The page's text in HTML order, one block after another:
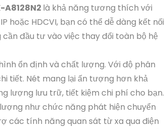
A8128N2 là khả năng tương thích với
hoặc HDCVI, bạn có thể dễ dàng kết nối
đầu tư vào việc thay đổi toàn bộ hệ
ổn định và chất lượng. Với độ phân
tiết. Nét mang lại ấn tượng hơn khả
lượng lưu trữ, tiết kiệm chi phí cho bạn.
như chức năng phát hiện chuyển
các tính năng quan sát từ xa qua điện